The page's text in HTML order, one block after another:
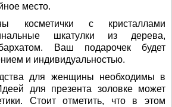
место.
косметички с кристаллами
шкатулки из дерева,
Ваш подарочек будет
и индивидуальностью.
для женщины необходимы в
для презента золовке может
Стоит отметить, что в этом